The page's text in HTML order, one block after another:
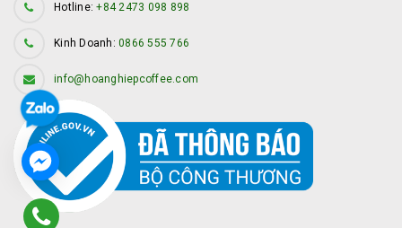
Hotline:+84 2473 098 898
Kinh Doanh: 0866 555 766
info@hoanghiepcoffee.com